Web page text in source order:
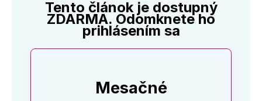
Tento článok je dostupný
ZDARMA. Odomknete ho
prihlásením sa
Mesačné